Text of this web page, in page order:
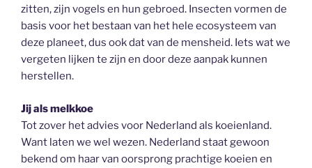
zitten, zijn vogels en hun gebroed. Insecten vormen de
basis voor het bestaan van het hele ecosysteem van
deze planeet, dus ook dat van de mensheid. Iets wat we
vergeten lijken te zijn en door deze aanpak kunnen
herstellen.
Jij als melkkoe
Tot zover het advies voor Nederland als koeienland.
Want laten we wel wezen. Nederland staat gewoon
bekend om haar van oorsprong prachtige koeien en